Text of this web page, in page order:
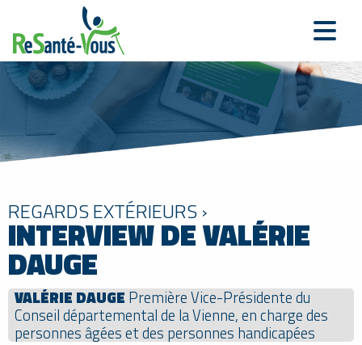
REGARDS EXTÉRIEURS ›
INTERVIEW DE VALÉRIE
DAUGE
VALÉRIE DAUGE Première Vice-Présidente du
Conseil départemental de la Vienne, en charge des
personnes âgées et des personnes handicapées